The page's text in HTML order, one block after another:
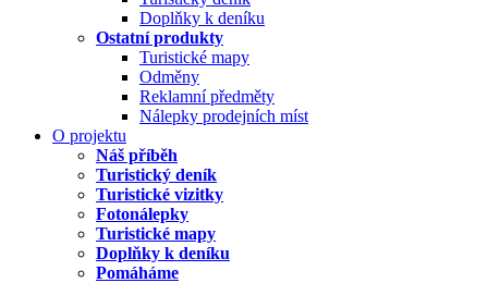
Doplňky k deníku
Ostatní produkty
Turistické mapy
Odměny
Reklamní předměty
Nálepky prodejních míst
O projektu
Náš příběh
Turistický deník
Turistické vizitky
Fotonálepky
Turistické mapy
Doplňky k deníku
Pomáháme